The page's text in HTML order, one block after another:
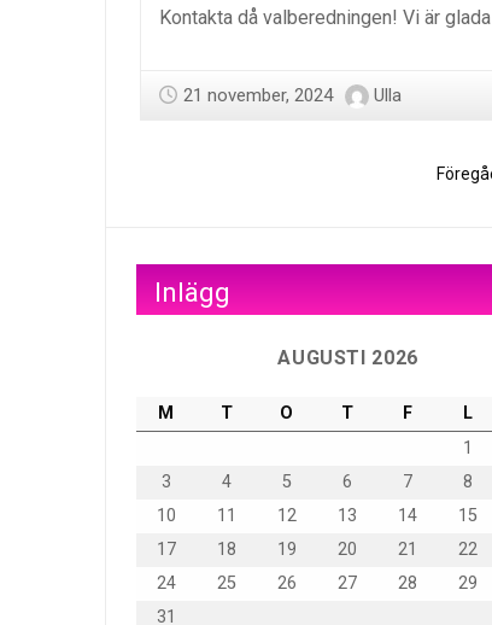
Kontakta då valberedningen! Vi är
21 november, 2024 Ulla
Inlägg
AUGUSTI 2026
M T O T F L
1
3
4 5 6 7 8
10
11 12 13 14 15
17
18 19 20 21 22
24
25 26 27 28 29
31